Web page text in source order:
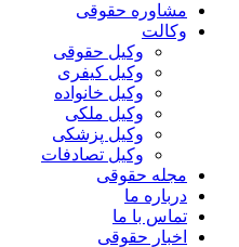
مشاوره حقوقی
وکالت
وکیل حقوقی
وکیل کیفری
وکیل خانواده
وکیل ملکی
وکیل پزشکی
وکیل تصادفات
مجله حقوقی
درباره ما
تماس با ما
اخبار حقوقی